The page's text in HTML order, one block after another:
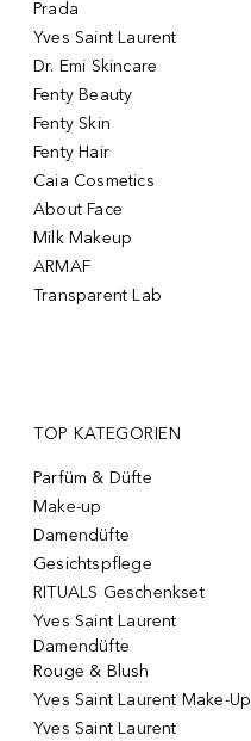
Prada
Yves Saint Laurent
Dr. Emi Skincare
Fenty Beauty
Fenty Skin
Fenty Hair
Caia Cosmetics
About Face
Milk Makeup
ARMAF
Transparent Lab
TOP KATEGORIEN
Parfüm & Düfte
Make-up
Damendüfte
Gesichtspflege
RITUALS Geschenkset
Yves Saint Laurent
Damendüfte
Rouge & Blush
Yves Saint Laurent Make-Up
Yves Saint Laurent